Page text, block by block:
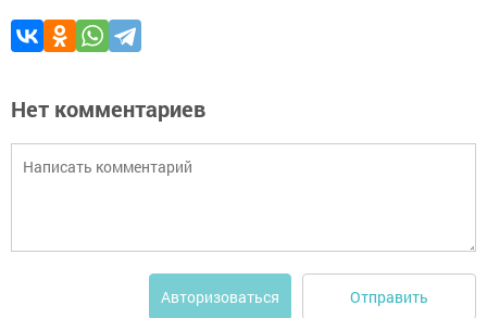
Нет комментариев
Авторизоваться Отправить